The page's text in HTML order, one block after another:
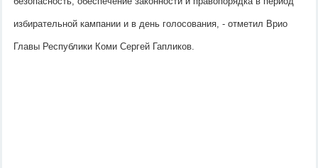
избирательной кампании и в день голосования, - отметил Врио
Главы Республики Коми Сергей Гапликов.